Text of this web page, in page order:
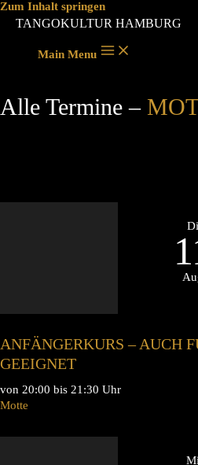
Zum Inhalt springen
TANGOKULTUR HAMBURG
Main Menu
Alle Termine –
Di
ANFÄNGERKURS – AUCH
GEEIGNET
von 20:00 bis 21:30 Uhr
Motte
Mi